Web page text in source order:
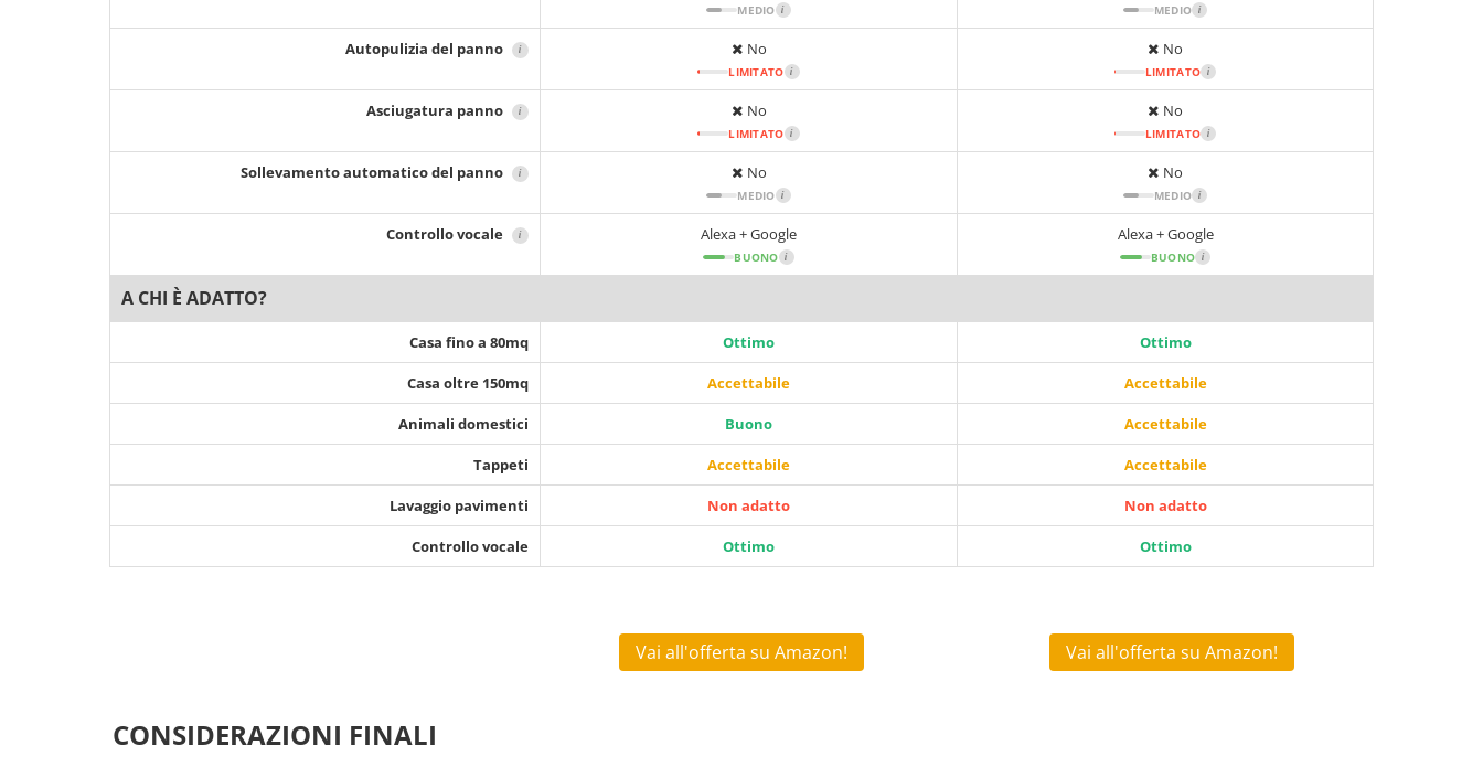
MEDIO i MEDIO i
Autopulizia del panno i No
LIMITATO i
No
LIMITATO i
Asciugatura panno i No
LIMITATO i
No
LIMITATO i
Sollevamento automatico del panno i No
MEDIO i
No
MEDIO i
Controllo vocale i Alexa + Google
BUONO i
Alexa + Google
BUONO i
A CHI È ADATTO?
Casa fino a 80mq Ottimo Ottimo
Casa oltre 150mq Accettabile Accettabile
Animali domestici Buono Accettabile
Tappeti Accettabile Accettabile
Lavaggio pavimenti Non adatto Non adatto
Controllo vocale Ottimo Ottimo
Vai all'offerta su Amazon! Vai all'offerta su Amazon!
CONSIDERAZIONI FINALI